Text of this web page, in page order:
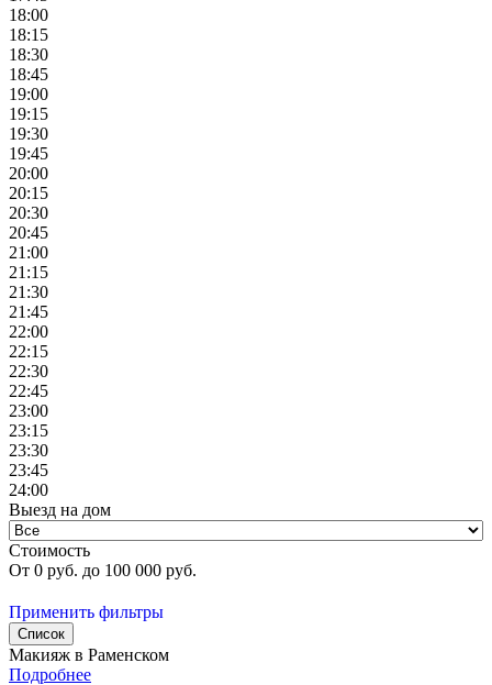
18:00
18:15
18:30
18:45
19:00
19:15
19:30
19:45
20:00
20:15
20:30
20:45
21:00
21:15
21:30
21:45
22:00
22:15
22:30
22:45
23:00
23:15
23:30
23:45
24:00
Выезд на дом
Стоимость
От 0 руб. до 100 000 руб.
Применить фильтры
Список
Макияж в Раменском
Подробнее